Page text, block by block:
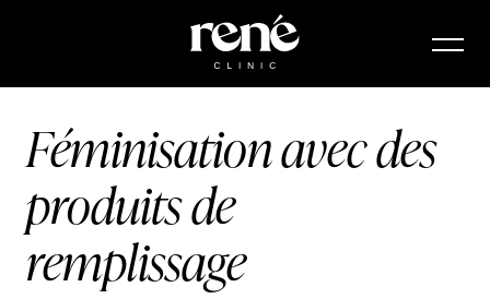
Féminisation avec des
produits de
remplissage